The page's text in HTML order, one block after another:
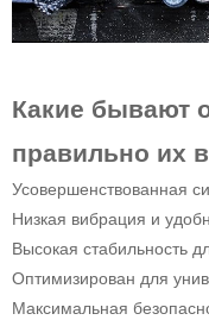
Какие бывают
правильно их
Усовершенствованная
Низкая вибрация и
Высокая стабильность
Оптимизирован для
Максимальная